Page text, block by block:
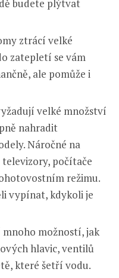
budete plýtvat
ztrácí velké
zatepletí se vám
ale pomůže i
velké množství
nahradit
Náročné na
počítače
režimu.
vypínat, kdykoli je
možností, jak
hlavic, ventilů
které šetří vodu.